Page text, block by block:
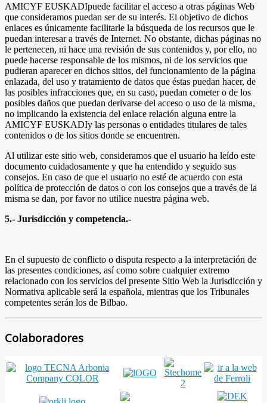
AMICYF EUSKADIpuede facilitar el acceso a otras páginas Web
que consideramos puedan ser de su interés. El objetivo de dichos
enlaces es únicamente facilitarle la búsqueda de los recursos que le
puedan interesar a través de Internet. No obstante, dichas páginas no
le pertenecen, ni hace una revisión de sus contenidos y, por ello, no
puede hacerse responsable de los mismos, ni de los servicios que
pudieran aparecer en dichos sitios, del funcionamiento de la página
enlazada, del uso y tratamiento de datos que éstas puedan hacer, de
las posibles infracciones que, en su caso, puedan cometer o de los
posibles daños que puedan derivarse del acceso o uso de la misma,
no implicando la existencia del enlace relación alguna entre la
AMICYF EUSKADIy las personas o entidades titulares de tales
contenidos o de los sitios donde se encuentren.
Al utilizar este sitio web, consideramos que el usuario ha leído este
documento cuidadosamente y que ha entendido y seguido sus
consejos. En caso de que el usuario no esté de acuerdo con esta
política de protección de datos o con los consejos que a través de la
misma se dan, por favor no utilice nuestra página web.
5.- Jurisdicción y competencia.-
En el supuesto de conflicto o disputa respecto a la interpretación de
las presentes condiciones, así como sobre cualquier extremo
relacionado con los servicios del presente Sitio Web la Jurisdicción y
Normativa aplicable será la española, mientras que los Tribunales
competentes serán los de Bilbao.
Colaboradores